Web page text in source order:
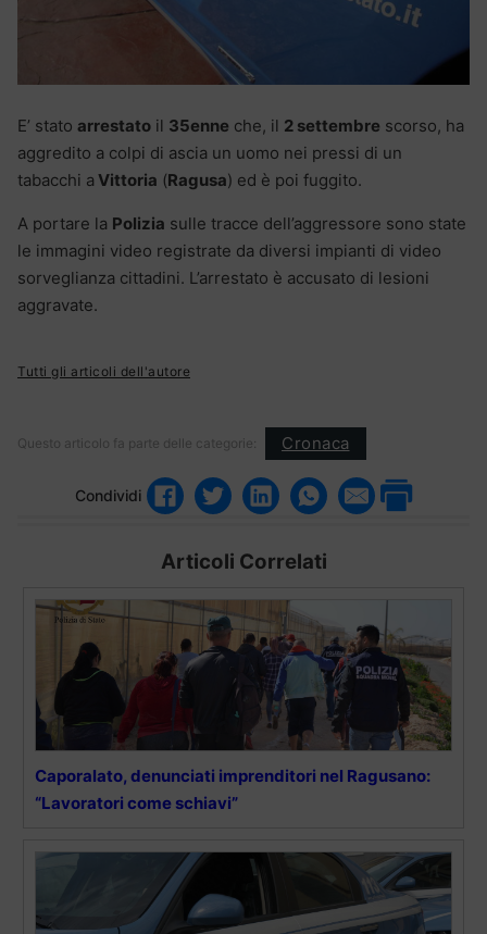
E’ stato arrestato il 35enne che, il 2 settembre scorso, ha
aggredito a colpi di ascia un uomo nei pressi di un
tabacchi a Vittoria (Ragusa) ed è poi fuggito.
A portare la Polizia sulle tracce dell’aggressore sono state
le immagini video registrate da diversi impianti di video
sorveglianza cittadini. L’arrestato è accusato di lesioni
aggravate.
Tutti gli articoli dell'autore
Questo articolo fa parte delle categorie: Cronaca
Condividi
Articoli Correlati
Caporalato, denunciati imprenditori nel Ragusano:
“Lavoratori come schiavi”